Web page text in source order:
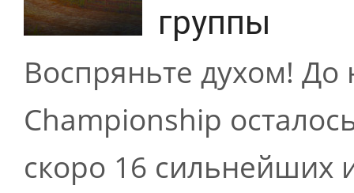
группы
Воспряньте духом!
Championship
скоро 16 сильнейших